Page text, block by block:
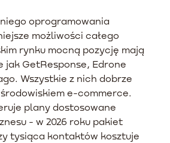
oprogramowania
możliwości całego
rynku mocną pozycję mają
jak GetResponse, Edrone
Wszystkie z nich dobrze
e-commerce.
plany dostosowane
- w 2026 roku pakiet
tysiąca kontaktów kosztuje